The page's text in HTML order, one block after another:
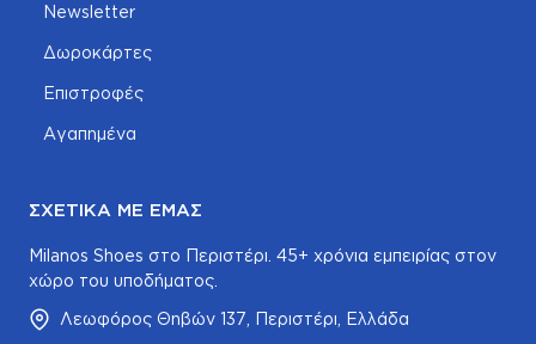
Newsletter
Δωροκάρτες
Επιστροφές
Αγαπημένα
ΣΧΕΤΙΚΆ ΜΕ ΕΜΆΣ
Milanos Shoes στο Περιστέρι. 45+ χρόνια εμπειρίας στον
χώρο του υποδήματος.
Λεωφόρος Θηβών 137, Περιστέρι, Ελλάδα